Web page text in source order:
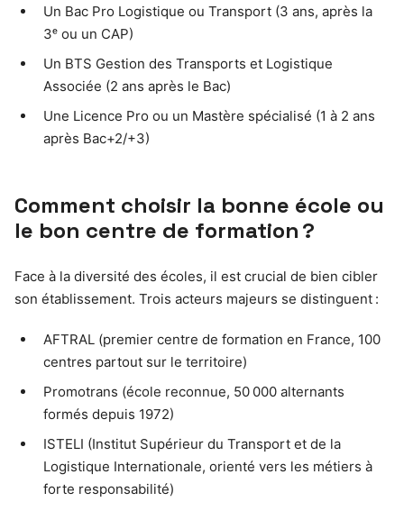
Un Bac Pro Logistique ou Transport (3 ans, après la
3ᵉ ou un CAP)
Un BTS Gestion des Transports et Logistique
Associée (2 ans après le Bac)
Une Licence Pro ou un Mastère spécialisé (1 à 2 ans
après Bac+2/+3)
Comment choisir la bonne école ou
le bon centre de formation ?
Face à la diversité des écoles, il est crucial de bien cibler
son établissement. Trois acteurs majeurs se distinguent :
AFTRAL (premier centre de formation en France, 100
centres partout sur le territoire)
Promotrans (école reconnue, 50 000 alternants
formés depuis 1972)
ISTELI (Institut Supérieur du Transport et de la
Logistique Internationale, orienté vers les métiers à
forte responsabilité)